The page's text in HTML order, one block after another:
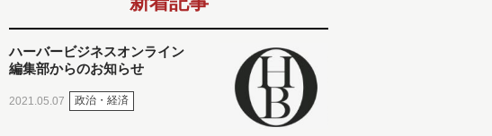
ハーバービジネスオンライン
編集部からのお知らせ
2021.05.07 政治・経済